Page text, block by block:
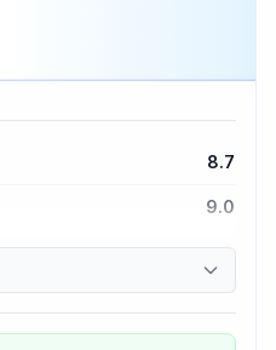
8.7
9.0
9.1
3.3